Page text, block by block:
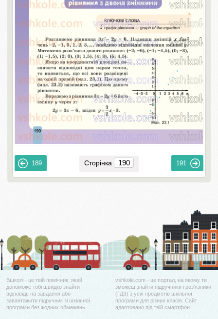
189 Сторінка 191
Вшколі - це твій помічник, який
допоможе тобі швидко знайти
відповідь на завдання або
завантажити підручник зі шкільної
програми без жодних обмежень.
vshkole.com - це портал, на якому ти
зможеш знайти підручники і роз'язники
(ГДЗ) з усіх предметів шкільної
програми для різних класів. Сайт
адаптовано під твій смартфон.